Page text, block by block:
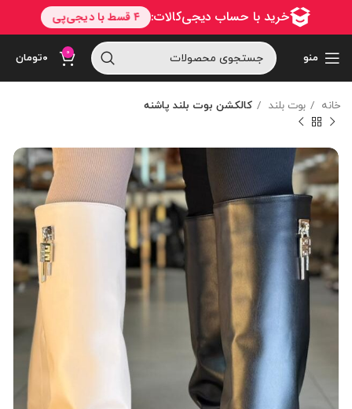
منو 0 ۰تومان
خانه بوت بلند کالکشن بوت بلند پاشنه